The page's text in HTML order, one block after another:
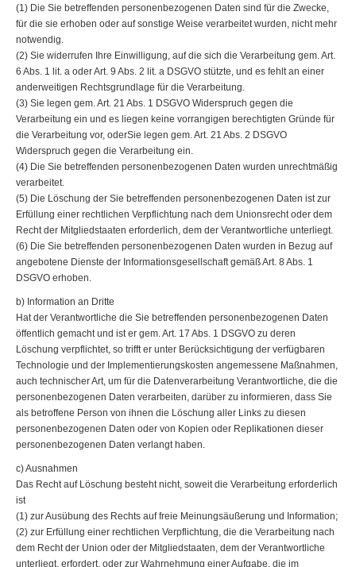
(1) Die Sie betreffenden personenbezogenen Daten sind für die Zwecke,
für die sie erhoben oder auf sonstige Weise verarbeitet wurden, nicht mehr
notwendig.
(2) Sie widerrufen Ihre Einwilligung, auf die sich die Verarbeitung gem. Art.
6 Abs. 1 lit. a oder Art. 9 Abs. 2 lit. a DSGVO stützte, und es fehlt an einer
anderweitigen Rechtsgrundlage für die Verarbeitung.
(3) Sie legen gem. Art. 21 Abs. 1 DSGVO Widerspruch gegen die
Verarbeitung ein und es liegen keine vorrangigen berechtigten Gründe für
die Verarbeitung vor, oderSie legen gem. Art. 21 Abs. 2 DSGVO
Widerspruch gegen die Verarbeitung ein.
(4) Die Sie betreffenden personenbezogenen Daten wurden unrechtmäßig
verarbeitet.
(5) Die Löschung der Sie betreffenden personenbezogenen Daten ist zur
Erfüllung einer rechtlichen Verpflichtung nach dem Unionsrecht oder dem
Recht der Mitgliedstaaten erforderlich, dem der Verantwortliche unterliegt.
(6) Die Sie betreffenden personenbezogenen Daten wurden in Bezug auf
angebotene Dienste der Informationsgesellschaft gemäß Art. 8 Abs. 1
DSGVO erhoben.
b) Information an Dritte
Hat der Verantwortliche die Sie betreffenden personenbezogenen Daten
öffentlich gemacht und ist er gem. Art. 17 Abs. 1 DSGVO zu deren
Löschung verpflichtet, so trifft er unter Berücksichtigung der verfügbaren
Technologie und der Implementierungskosten angemessene Maßnahmen,
auch technischer Art, um für die Datenverarbeitung Verantwortliche, die die
personenbezogenen Daten verarbeiten, darüber zu informieren, dass Sie
als betroffene Person von ihnen die Löschung aller Links zu diesen
personenbezogenen Daten oder von Kopien oder Replikationen dieser
personenbezogenen Daten verlangt haben.
c) Ausnahmen
Das Recht auf Löschung besteht nicht, soweit die Verarbeitung erforderlich
ist
(1) zur Ausübung des Rechts auf freie Meinungsäußerung und Information;
(2) zur Erfüllung einer rechtlichen Verpflichtung, die die Verarbeitung nach
dem Recht der Union oder der Mitgliedstaaten, dem der Verantwortliche
unterliegt, erfordert, oder zur Wahrnehmung einer Aufgabe, die im